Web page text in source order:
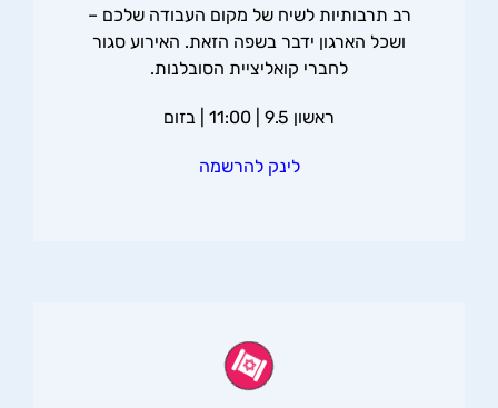
רב תרבותיות לשיח של מקום העבודה שלכם –
ושכל הארגון ידבר בשפה הזאת. האירוע סגור
לחברי קואליציית הסובלנות.
ראשון 9.5 | 11:00 | בזום
לינק להרשמה